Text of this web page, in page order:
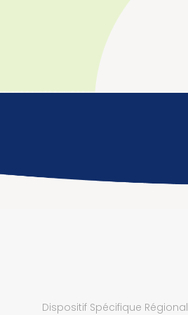
Dispositif Spécifique Régional